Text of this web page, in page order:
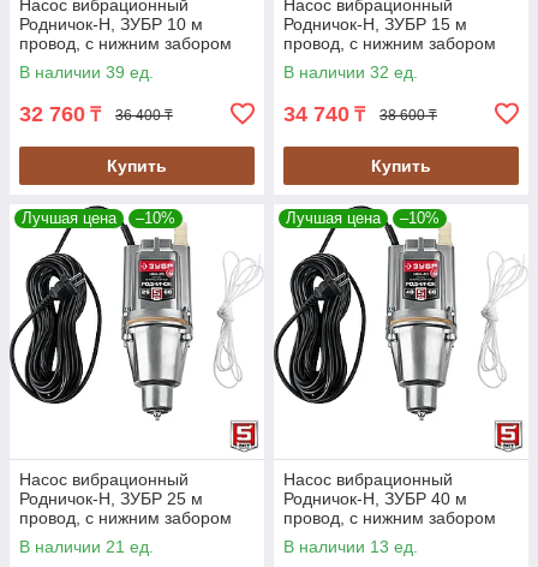
Насос вибрационный
Родничок-Н, ЗУБР 10 м
провод, с нижним забором
воды, серия "Мастер"
(НВН-10)
В наличии 39 ед.
32 760 ₸ 36 400 ₸
Купить
Насос вибрационный
Родничок-Н, ЗУБР 15 м
провод, с нижним забором
воды, серия "Мастер"
(НВН-15)
В наличии 32 ед.
34 740 ₸ 38 600 ₸
Купить
Лучшая цена –10%
Насос вибрационный
Родничок-Н, ЗУБР 25 м
провод, с нижним забором
воды, серия "Мастер"
(НВН-25)
В наличии 21 ед.
Лучшая цена –10%
Насос вибрационный
Родничок-Н, ЗУБР 40 м
провод, с нижним забором
воды, серия "Мастер"
(НВН-40)
В наличии 13 ед.